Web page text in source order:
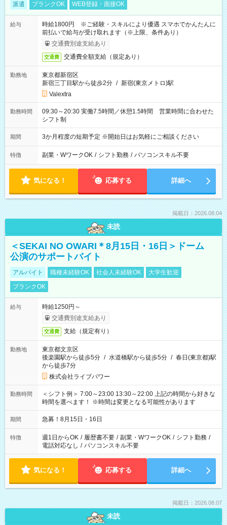
派遣 ブランクOK WEB登録・面接OK
給与
時給1800円 ※ご経験・スキルにより優遇 スマホでかんたんに
前払いで給与が受け取れます（※上限、条件あり）
交通費別途支給あり
交通費 交通費全額支給（規定あり）
勤務地
東京都新宿区
新宿三丁目駅から徒歩2分 / 新宿(東京メトロ)駅
Valextra
勤務時間
09:30～20:30 実働7.5時間／休憩1.5時間 営業時間に合わせた
シフト制
期間 3か月程度の短期予定 ※開始日はお気軽にご相談ください
特徴 副業・WワークOK / シフト勤務 / パソコンスキル不要
気になる！ 応募する 詳細へ
掲載日：2026.08.04
未読
＜SEKAI NO OWARI＊8月15日・16日＞ドーム
公演のサポートバイト
アルバイト 職種未経験OK 社会人未経験OK
大学生歓迎
ブランクOK
給与
時給1250円～
交通費別途支給あり
交通費 支給（規定有り）
勤務地
東京都文京区
後楽園駅から徒歩5分 / 水道橋駅から徒歩5分 / 春日(東京都)駅
から徒歩7分
株式会社ライブパワー
勤務時間
＜シフト例＞ 7:00～23:00 13:30～22:00 上記の時間から好きな
時間を選べます！ ※時間は変更となる可能性があります
期間 急募！8月15日・16日
特徴 週1日からOK / 履歴書不要 / 副業・WワークOK / シフト勤務 /
電話対応なし / パソコンスキル不要
気になる！ 応募する 詳細へ
掲載日：2026.08.07
未読